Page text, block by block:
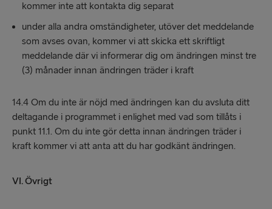
kommer inte att kontakta dig separat
under alla andra omständigheter, utöver det meddelande
som avses ovan, kommer vi att skicka ett skriftligt
meddelande där vi informerar dig om ändringen minst tre
(3) månader innan ändringen träder i kraft
14.4 Om du inte är nöjd med ändringen kan du avsluta ditt
deltagande i programmet i enlighet med vad som tillåts i
punkt 11.1. Om du inte gör detta innan ändringen träder i
kraft kommer vi att anta att du har godkänt ändringen.
VI. Övrigt